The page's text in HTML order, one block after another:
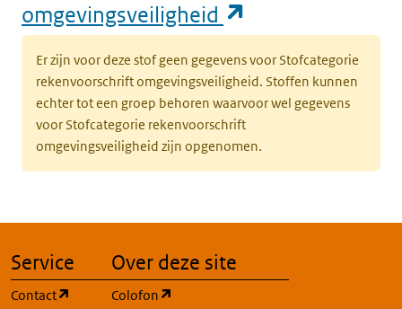
omgevingsveiligheid
Er zijn voor deze stof geen gegevens voor Stofcategorie
rekenvoorschrift omgevingsveiligheid. Stoffen kunnen
echter tot een groep behoren waarvoor wel gegevens
voor Stofcategorie rekenvoorschrift
omgevingsveiligheid zijn opgenomen.
Service
Contact (opent in een nieuw tabblad)
Over deze site
Colofon